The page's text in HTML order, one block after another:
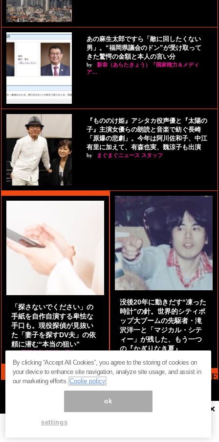
あの麻生太郎ですら「敵に回したくない
男」。“福岡県議会のドン”が受け取って
きた驚愕の金額と本人の言い分
by
新恭（あらたきょう）『国家権力＆メディ
ア…
『もののけ姫』アシタカ役声優と『太陽の
子』主演女優らの朗読と音楽で紡ぐ長崎
「原爆の悲劇」。今年は阿川佐和子、中江
有里に加えて、有森也実、魏涼子も出演
by まぐまぐニュース スタッフ
「探さないでください」の
手紙を自作自演する卑怯な
手口も。現役探偵が見抜い
た「妻子を探すDV夫」の依
頼に潜む“本当の狙い”
by 阿部泰尚『伝説の探偵』
没後20年に動きだす“凍った
時計”の針。世界的シティポ
ップ大ブームの先駆者・滝
沢洋一と「マジカル・シテ
ィー」が残した、もう一つ
の『かぎりなき夏』
MAG2 NEWS HEADLINE
ページ内の商標は全て商標権者に属します。無断転載を禁じます。 ©
まぐまぐ！
×
By clicking “Accept All Cookies”, you agree to the storing of cookies on
your device to enhance site navigation, analyze site usage, and assist in
our marketing efforts.Coolie policy
ok
settings